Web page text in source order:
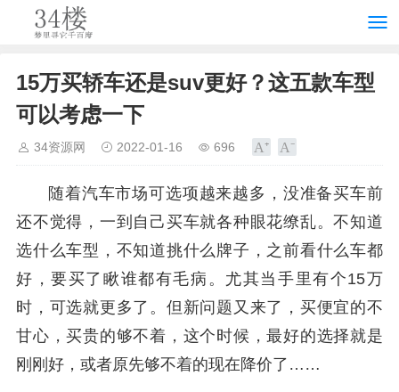
15万买轿车还是suv更好？这五款车型
可以考虑一下
34资源网 2022-01-16 696
随着汽车市场可选项越来越多，没准备买车前
还不觉得，一到自己买车就各种眼花缭乱。不知道
选什么车型，不知道挑什么牌子，之前看什么车都
好，要买了瞅谁都有毛病。尤其当手里有个15万
时，可选就更多了。但新问题又来了，买便宜的不
甘心，买贵的够不着，这个时候，最好的选择就是
刚刚好，或者原先够不着的现在降价了……